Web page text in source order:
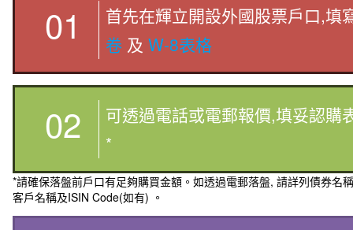
01
首先在輝立開設外國股票戶口,填
卷 及W-8表格
02
可透過電話或電郵報價,填妥認購
*
*請確保落盤前戶口有足夠購買金額。如透過電郵落盤, 請詳列債券名
客戶名稱及ISIN Code(如有) 。